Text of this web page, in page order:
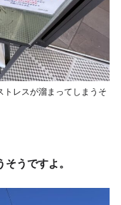
レスが溜まってしまうそ
うですよ。